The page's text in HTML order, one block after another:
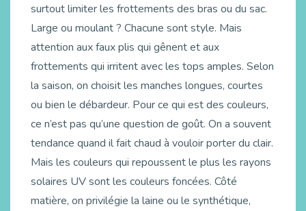
surtout limiter les frottements des bras ou du sac.
Large ou moulant ? Chacune sont style. Mais
attention aux faux plis qui gênent et aux
frottements qui irritent avec les tops amples. Selon
la saison, on choisit les manches longues, courtes
ou bien le débardeur. Pour ce qui est des couleurs,
ce n’est pas qu’une question de goût. On a souvent
tendance quand il fait chaud à vouloir porter du clair.
Mais les couleurs qui repoussent le plus les rayons
solaires UV sont les couleurs foncées. Côté
matière, on privilégie la laine ou le synthétique,